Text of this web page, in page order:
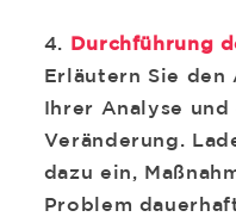
Durchführung
Erläutern Sie den
Ihrer Analyse
Veränderung.
dazu ein,
Problem